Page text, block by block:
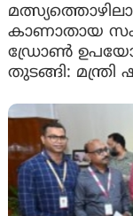
കാണാതായ
ഡ്രോണ്‍
തുടങ്ങി: